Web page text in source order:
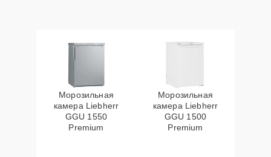
Морозильная
камера Liebherr
GGU 1550
Premium
Морозильная
камера Liebherr
GGU 1500
Premium